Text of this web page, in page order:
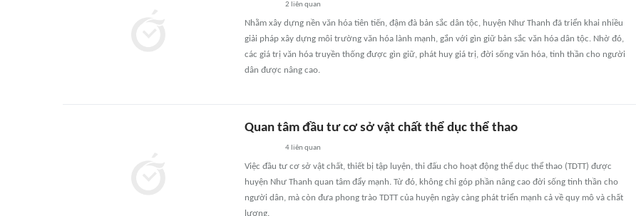
2 liên quan
Nhằm xây dựng nền văn hóa tiên tiến, đậm đà bản sắc dân tộc, huyện Như Thanh đã triển khai nhiều
giải pháp xây dựng môi trường văn hóa lành mạnh, gắn với gìn giữ bản sắc văn hóa dân tộc. Nhờ đó,
các giá trị văn hóa truyền thống được gìn giữ, phát huy giá trị, đời sống văn hóa, tinh thần cho người
dân được nâng cao.
Quan tâm đầu tư cơ sở vật chất thể dục thể thao
4 liên quan
Việc đầu tư cơ sở vật chất, thiết bị tập luyện, thi đấu cho hoạt động thể dục thể thao (TDTT) được
huyện Như Thanh quan tâm đẩy mạnh. Từ đó, không chỉ góp phần nâng cao đời sống tinh thần cho
người dân, mà còn đưa phong trào TDTT của huyện ngày càng phát triển mạnh cả về quy mô và chất
lượng.